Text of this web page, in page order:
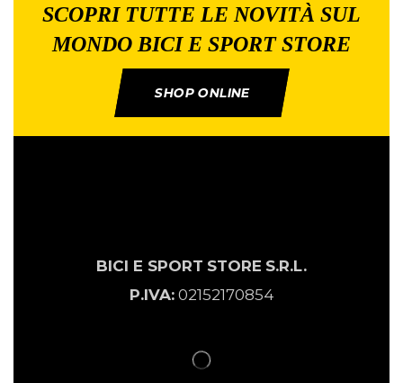
SCOPRI TUTTE LE NOVITÀ SUL
MONDO BICI E SPORT STORE
SHOP ONLINE
BICI E SPORT STORE S.R.L.
P.IVA:02152170854